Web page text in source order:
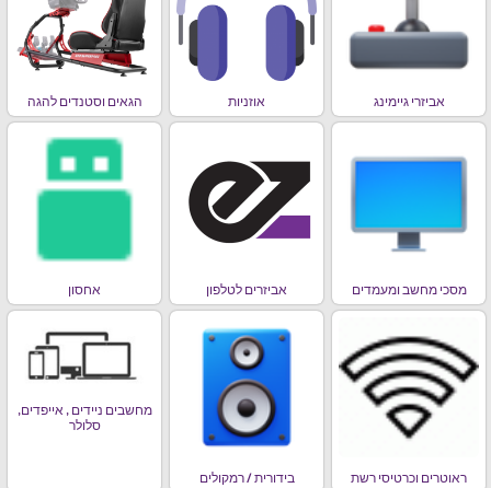
אביזרי גיימינג אוזניות הגאים וסטנדים להגה
מסכי מחשב ומעמדים אביזרים לטלפון אחסון
ראוטרים וכרטיסי רשת בידורית / רמקולים
מחשבים ניידים , אייפדים,
סלולר